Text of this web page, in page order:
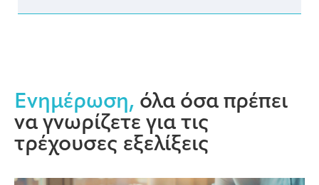
Ενημέρωση, όλα όσα πρέπει
να γνωρίζετε για τις
τρέχουσες εξελίξεις